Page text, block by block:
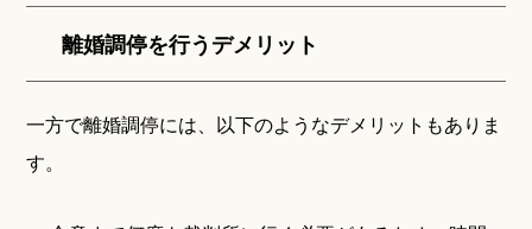
離婚調停を行うデメリット
一方で離婚調停には、以下のようなデメリットもありま
す。